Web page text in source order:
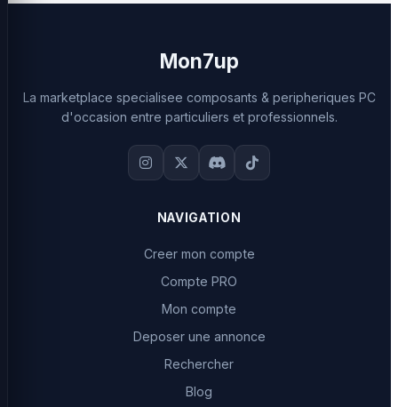
Mon7up
La marketplace specialisee composants & peripheriques PC
d'occasion entre particuliers et professionnels.
NAVIGATION
Creer mon compte
Compte PRO
Mon compte
Deposer une annonce
Rechercher
Blog